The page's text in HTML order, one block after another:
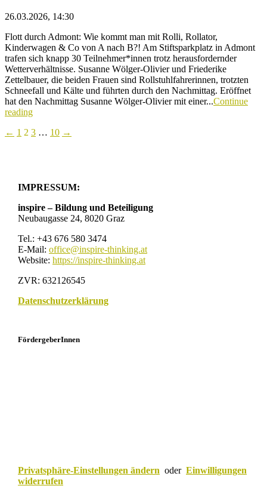
26.03.2026, 14:30
Flott durch Admont: Wie kommt man mit Rolli, Rollator,
Kinderwagen & Co von A nach B?! Am Stiftsparkplatz in Admont
trafen sich knapp 30 Teilnehmer*innen trotz herausfordernder
Wetterverhältnisse. Susanne Wölger-Olivier und Friederike
Zettelbauer, die beiden Frauen sind Rollstuhlfahrerinnen, trotzten
Schneefall und Kälte und führten durch den Nachmittag. Eröffnet
hat den Nachmittag Susanne Wölger-Olivier mit einer...Continue
reading
Seitennummerierung
← 1 2 3 … 10 →
IMPRESSUM:
inspire – Bildung und Beteiligung
Neubaugasse 24, 8020 Graz
Tel.: +43 676 580 3474
E-Mail: office@inspire-thinking.at
Website: https://inspire-thinking.at
ZVR: 632126545
Datenschutzerklärung
FördergeberInnen
Privatsphäre-Einstellungen ändern oder Einwilligungen
widerrufen